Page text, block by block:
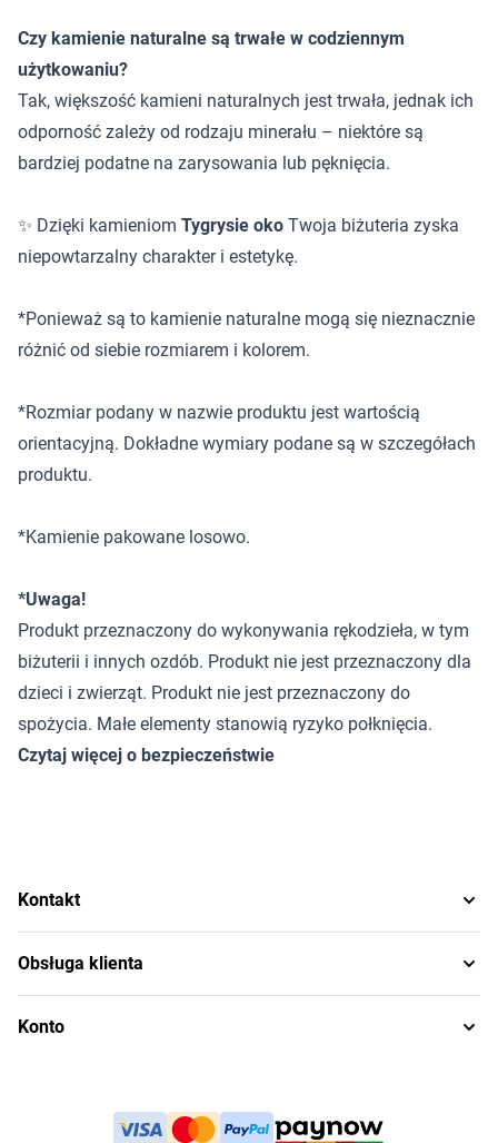
Czy kamienie naturalne są trwałe w codziennym
użytkowaniu?
Tak, większość kamieni naturalnych jest trwała, jednak ich
odporność zależy od rodzaju minerału – niektóre są
bardziej podatne na zarysowania lub pęknięcia.
✨ Dzięki kamieniom Tygrysie oko Twoja biżuteria zyska
niepowtarzalny charakter i estetykę.
*Ponieważ są to kamienie naturalne mogą się nieznacznie
różnić od siebie rozmiarem i kolorem.
*Rozmiar podany w nazwie produktu jest wartością
orientacyjną. Dokładne wymiary podane są w szczegółach
produktu.
*Kamienie pakowane losowo.
*Uwaga!
Produkt przeznaczony do wykonywania rękodzieła, w tym
biżuterii i innych ozdób. Produkt nie jest przeznaczony dla
dzieci i zwierząt. Produkt nie jest przeznaczony do
spożycia. Małe elementy stanowią ryzyko połknięcia.
Czytaj więcej o bezpieczeństwie
Kontakt
Obsługa klienta
Konto